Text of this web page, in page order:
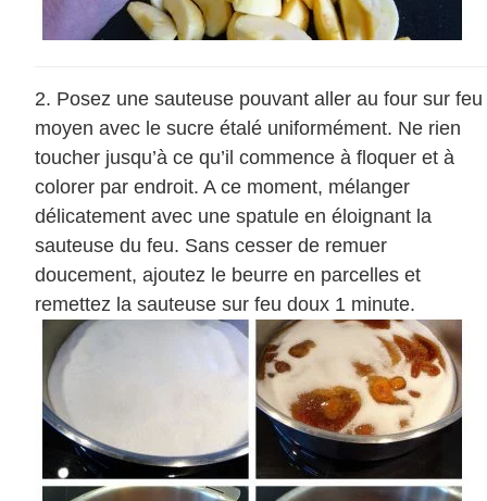
Posez une sauteuse pouvant aller au four sur feu
moyen avec le sucre étalé uniformément. Ne rien
toucher jusqu’à ce qu’il commence à floquer et à
colorer par endroit. A ce moment, mélanger
délicatement avec une spatule en éloignant la
sauteuse du feu. Sans cesser de remuer
doucement, ajoutez le beurre en parcelles et
remettez la sauteuse sur feu doux 1 minute.